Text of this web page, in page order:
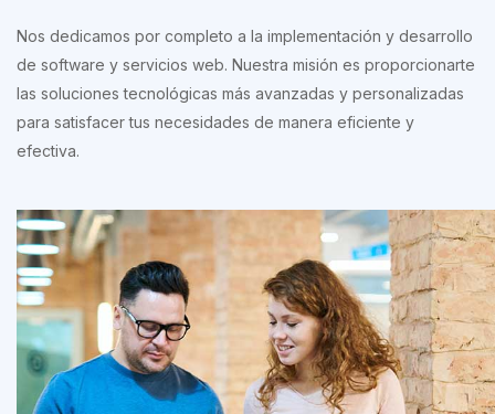
Nos dedicamos por completo a la implementación y desarrollo
de software y servicios web. Nuestra misión es proporcionarte
las soluciones tecnológicas más avanzadas y personalizadas
para satisfacer tus necesidades de manera eficiente y
efectiva.